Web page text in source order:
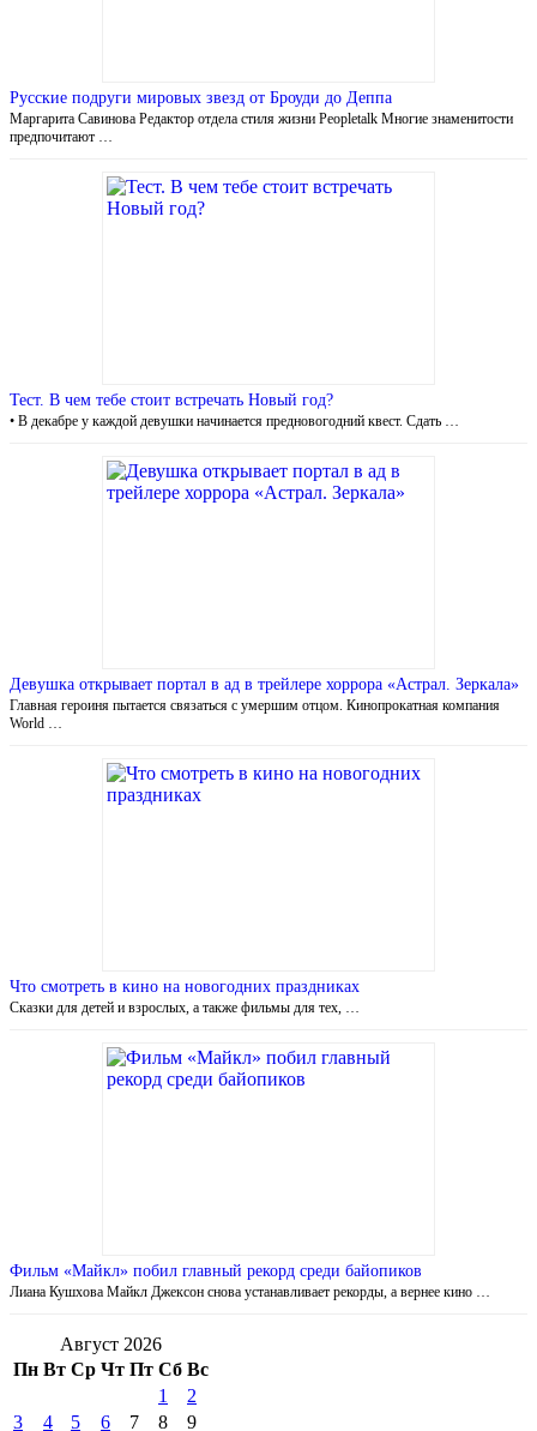
Русские подруги мировых звезд от Броуди до Деппа
Маргарита Савинова Редактор отдела стиля жизни Peopletalk Многие знаменитости
предпочитают …
Тест. В чем тебе стоит встречать Новый год?
• В декабре у каждой девушки начинается предновогодний квест. Сдать …
Девушка открывает портал в ад в трейлере хоррора «Астрал. Зеркала»
Главная героиня пытается связаться с умершим отцом. Кинопрокатная компания
World …
Что смотреть в кино на новогодних праздниках
Сказки для детей и взрослых, а также фильмы для тех, …
Фильм «Майкл» побил главный рекорд среди байопиков
Лиана Кушхова Майкл Джексон снова устанавливает рекорды, а вернее кино …
Август 2026
Пн Вт Ср Чт Пт Сб Вс
1
2
3
4 5 6 7 8 9